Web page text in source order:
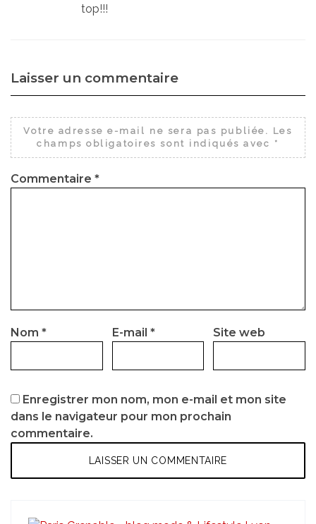
top!!!
Laisser un commentaire
Votre adresse e-mail ne sera pas publiée. Les
champs obligatoires sont indiqués avec *
Commentaire *
Nom * E-mail * Site web
Enregistrer mon nom, mon e-mail et mon site
dans le navigateur pour mon prochain
commentaire.